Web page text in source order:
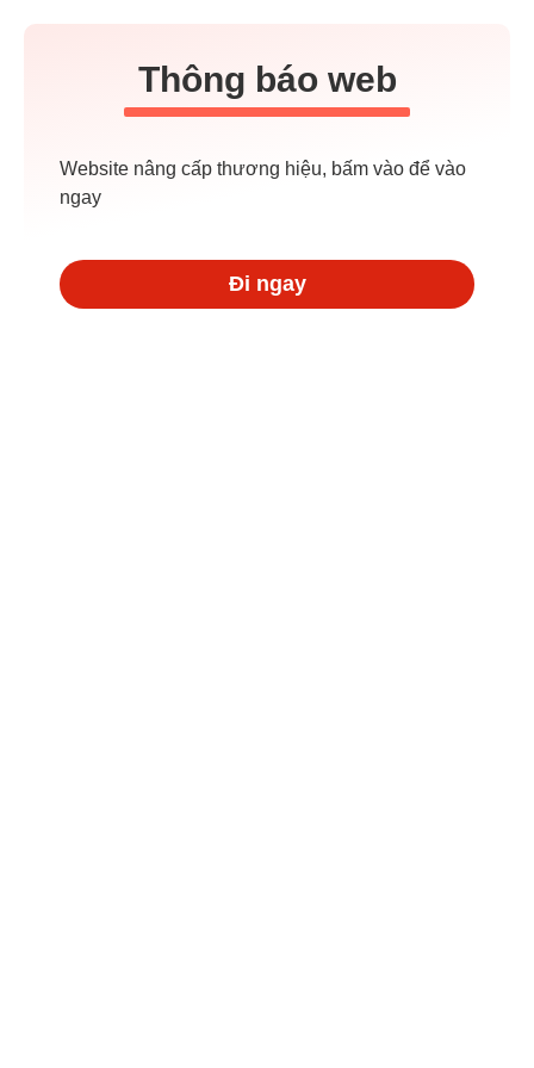
Thông báo web
Website nâng cấp thương hiệu, bấm vào để vào
ngay
Đi ngay